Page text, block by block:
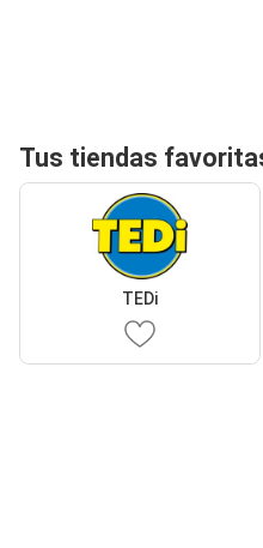
Tus tiendas
TEDi